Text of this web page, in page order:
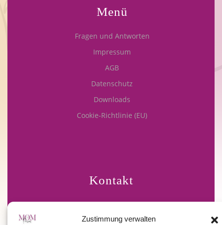
Zustimmung verwalten
Menü
Fragen und Antworten
Impressum
AGB
Datenschutz
Downloads
Cookie-Richtlinie (EU)
Kontakt